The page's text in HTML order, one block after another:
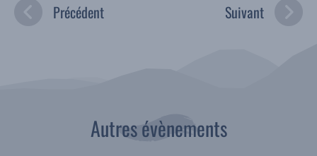
Précédent Suivant
Autres évènements